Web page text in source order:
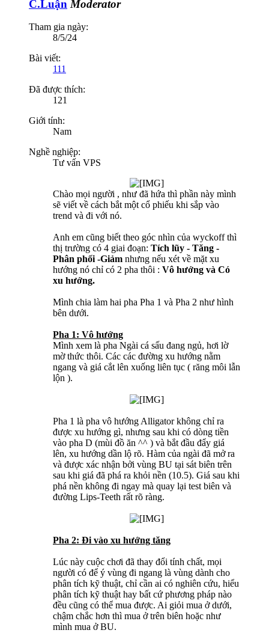
C.Luận Moderator
Tham gia ngày:
8/5/24
Bài viết:
111
Đã được thích:
121
Giới tính:
Nam
Nghề nghiệp:
Tư vấn VPS
Chào mọi người , như đã hứa thì phần này mình
sẽ viết về cách bắt một cổ phiếu khi sắp vào
trend và đi với nó.
Anh em cũng biết theo góc nhìn của wyckoff thì
thị trường có 4 giai đoạn: Tích lũy - Tăng -
Phân phối -Giảm nhưng nếu xét về mặt xu
hướng nó chỉ có 2 pha thôi : Vô hướng và Có
xu hướng.
Mình chia làm hai pha Pha 1 và Pha 2 như hình
bên dưới.
Pha 1: Vô hướng
Mình xem là pha Ngài cá sấu đang ngủ, hơi lờ
mờ thức thôi. Các các đường xu hướng nằm
ngang và giá cắt lên xuống liên tục ( răng môi lẫn
lộn ).
Pha 1 là pha vô hướng Alligator không chỉ ra
được xu hướng gì, nhưng sau khi có dòng tiền
vào pha D (mùi đồ ăn ^^ ) và bắt đầu đẩy giá
lên, xu hướng dần lộ rõ. Hàm của ngài đã mở ra
và được xác nhận bởi vùng BU tại sát biên trên
sau khi giá đã phá ra khỏi nền (10.5). Giá sau khi
phá nền không đi ngay mà quay lại test biên và
đường Lips-Teeth rất rõ ràng.
Pha 2: Đi vào xu hướng tăng
Lúc này cuộc chơi đã thay đổi tính chất, mọi
người có để ý vùng đi ngang là vùng dành cho
phân tích kỹ thuật, chỉ cần ai có nghiên cứu, hiểu
phân tích kỹ thuật hay bất cứ phương pháp nào
đều cũng có thể mua được. Ai giỏi mua ở dưới,
chậm chắc hơn thì mua ở trên biên hoặc như
mình mua ở BU.